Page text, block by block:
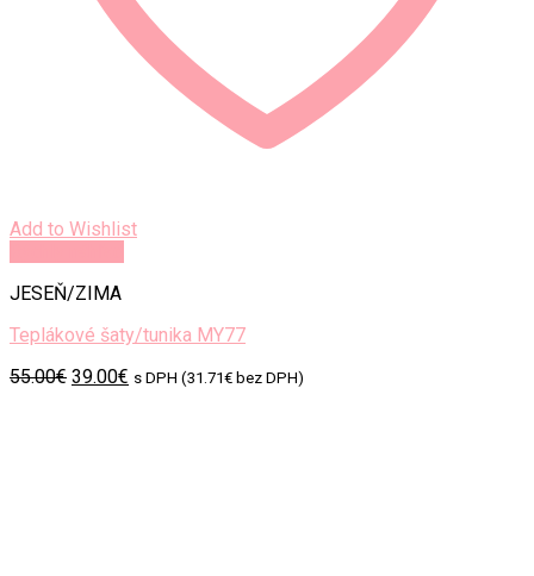
Add to Wishlist
JESEŇ/ZIMA
Teplákové šaty/tunika MY77
55.00€ Original
39.00€ Current
s DPH (31.71€ bez DPH)